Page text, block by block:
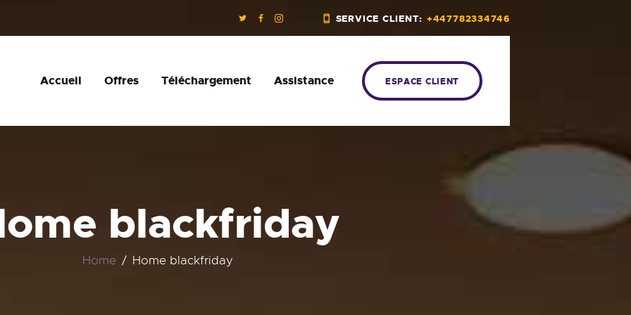
SERVICE CLIENT: +447782334746
Accueil Offres Téléchargement Assistance ESPACE CLIENT
blackfriday
Home Home blackfriday
OFFRES